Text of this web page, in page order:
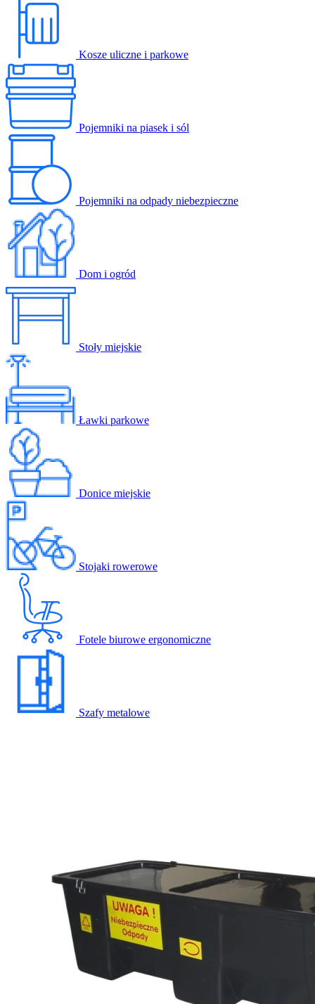
Kosze uliczne i parkowe
Pojemniki na piasek i sól
Pojemniki na odpady niebezpieczne
Dom i ogród
Stoły miejskie
Ławki parkowe
Donice miejskie
Stojaki rowerowe
Fotele biurowe ergonomiczne
Szafy metalowe